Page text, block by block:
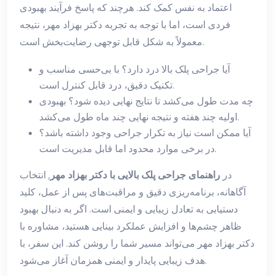
اعتماد به نفس کمک کند. هرچند که پاسخ فرآیند بهبودی
فردی است، اما با توجه به تجربه دکتر بهزاد مهر، نتیجه
معمولاً به شکل قابل توجهی رضایت‌بخش است.
آیا جراحی پلک بالا درد دارد؟ با بی‌حسی مناسب و
تکنیک دقیق، درد قابل کنترل است.
چه مدت طول می‌کشد تا نتایج نهایی دیده شود؟ بهبودی
اولیه چند هفته و نتیجه نهایی چند ماه طول می‌کشد.
آیا ممکن است نیاز به تکرار جراحی وجود داشته باشد؟
در برخی موارد محدود اما قابل مدیریت است.
در راهنمای جراحی پلک بالایی با دکتر بهزاد مهر , انتخاب
آگاهانه، برنامه‌ریزی دقیق و مراقبت‌های پس از عمل، کلید
دستیابی به تعادل زیبایی و ایمنی است. اگر به دنبال بهبود
ظاهر چشم‌ها و افزایش عملکرد بینایی هستید، مشاوره با
دکتر بهزاد مهر می‌تواند مسیر شما را روشن کند. این سفر، با
هدف زیبایی پایدار و ایمنی همزمان آغاز می‌شود.